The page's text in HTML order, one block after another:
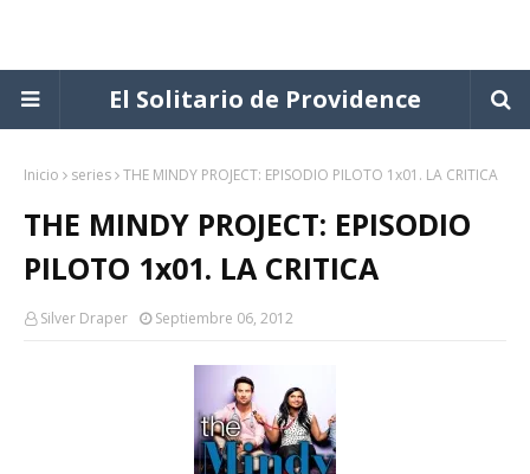
El Solitario de Providence
Inicio series THE MINDY PROJECT: EPISODIO PILOTO 1x01. LA CRITICA
THE MINDY PROJECT: EPISODIO
PILOTO 1x01. LA CRITICA
Silver Draper Septiembre 06, 2012